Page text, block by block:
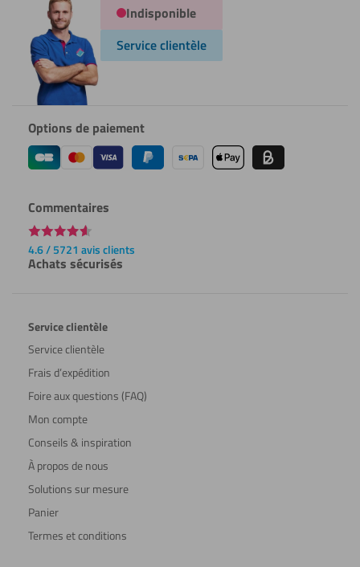
Indisponible
Service clientèle
Options de paiement
Commentaires
4.6 / 5721 avis clients
Achats sécurisés
Service clientèle
Service clientèle
Frais d’expédition
Foire aux questions (FAQ)
Mon compte
Conseils & inspiration
À propos de nous
Solutions sur mesure
Panier
Termes et conditions